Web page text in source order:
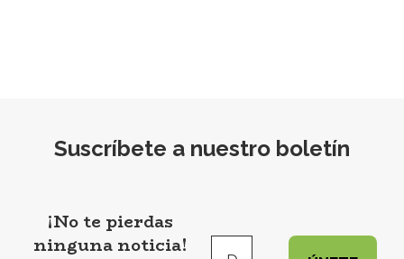
Suscríbete a nuestro boletín
¡No te pierdas
ninguna noticia!